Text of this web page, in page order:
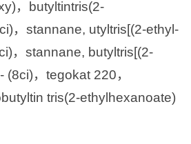
，butyltintris(2-
，stannane, utyltris[(2-ethyl-
，stannane, butyltris[(2-
，tegokat 220，
tris(2-ethylhexanoate)